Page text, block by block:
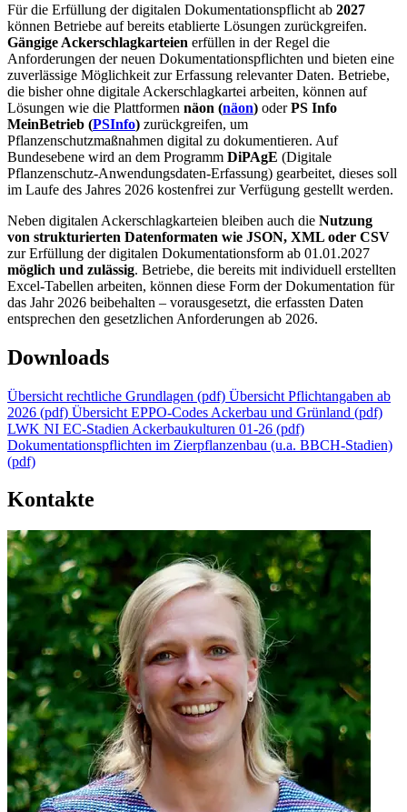
Für die Erfüllung der digitalen Dokumentationspflicht ab 2027
können Betriebe auf bereits etablierte Lösungen zurückgreifen.
Gängige Ackerschlagkarteien erfüllen in der Regel die
Anforderungen der neuen Dokumentationspflichten und bieten eine
zuverlässige Möglichkeit zur Erfassung relevanter Daten. Betriebe,
die bisher ohne digitale Ackerschlagkartei arbeiten, können auf
Lösungen wie die Plattformen näon (näon) oderPS Info
MeinBetrieb (PSInfo) zurückgreifen, um
Pflanzenschutzmaßnahmen digital zu dokumentieren. Auf
Bundesebene wird an dem Programm DiPAgE (Digitale
Pflanzenschutz-Anwendungsdaten-Erfassung) gearbeitet, dieses soll
im Laufe des Jahres 2026 kostenfrei zur Verfügung gestellt werden.
Neben digitalen Ackerschlagkarteien bleiben auch die Nutzung
von strukturierten Datenformaten wie JSON, XML oder CSV
zur Erfüllung der digitalen Dokumentationsform ab 01.01.2027
möglich und zulässig. Betriebe, die bereits mit individuell erstellten
Excel-Tabellen arbeiten, können diese Form der Dokumentation für
das Jahr 2026 beibehalten – vorausgesetzt, die erfassten Daten
entsprechen den gesetzlichen Anforderungen ab 2026.
Downloads
Übersicht rechtliche Grundlagen (pdf) Übersicht Pflichtangaben ab
2026 (pdf) Übersicht EPPO-Codes Ackerbau und Grünland (pdf)
LWK NI EC-Stadien Ackerbaukulturen 01-26 (pdf)
Dokumentationspflichten im Zierpflanzenbau (u.a. BBCH-Stadien)
(pdf)
Kontakte